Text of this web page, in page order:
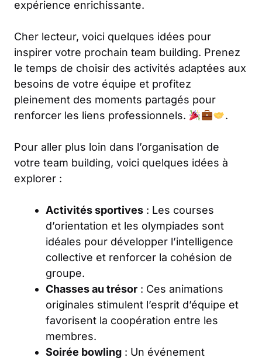
expérience enrichissante.
Cher lecteur, voici quelques idées pour
inspirer votre prochain team building. Prenez
le temps de choisir des activités adaptées aux
besoins de votre équipe et profitez
pleinement des moments partagés pour
renforcer les liens professionnels.
.
Pour aller plus loin dans l’organisation de
votre team building, voici quelques idées à
explorer :
Activités sportives : Les courses
d’orientation et les olympiades sont
idéales pour développer l’intelligence
collective et renforcer la cohésion de
groupe.
Chasses au trésor : Ces animations
originales stimulent l’esprit d’équipe et
favorisent la coopération entre les
membres.
Soirée bowling : Un événement